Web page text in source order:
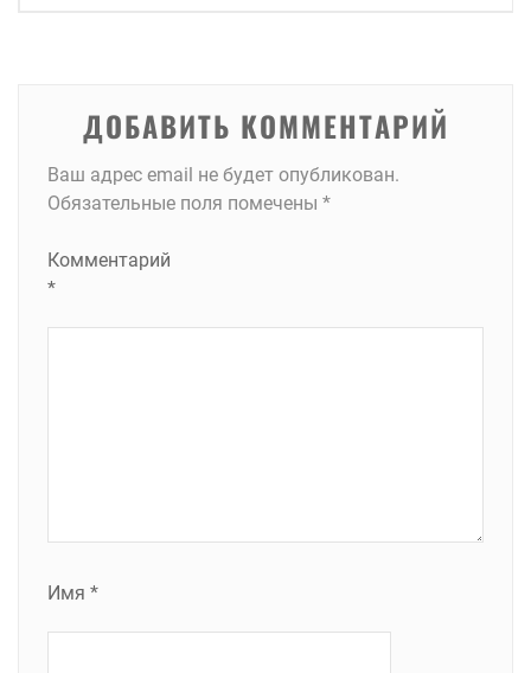
ДОБАВИТЬ КОММЕНТАРИЙ
Ваш адрес email не будет опубликован.
Обязательные поля помечены *
Комментарий
*
Имя *